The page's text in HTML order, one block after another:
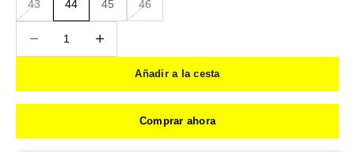
43 44 45 46
Añadir a la cesta
Comprar ahora